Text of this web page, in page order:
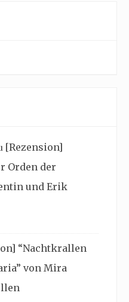
[Rezension]
Orden der
und Erik
“Nachtkrallen
von Mira